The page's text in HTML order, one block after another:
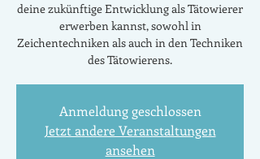
deine zukünftige Entwicklung als Tätowierer
erwerben kannst, sowohl in
Zeichentechniken als auch in den Techniken
des Tätowierens.
Anmeldung geschlossen
Jetzt andere Veranstaltungen
ansehen